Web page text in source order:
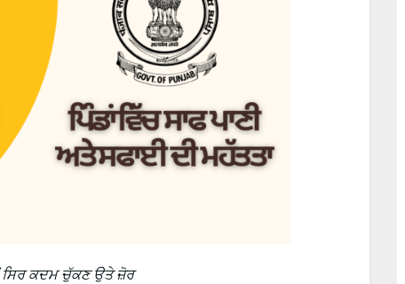
ਕਦਮ ਚੁੱਕਣ ਉਤੇ ਜ਼ੋਰ